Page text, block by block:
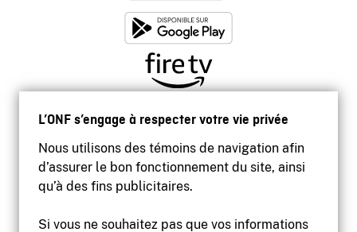
L’ONF s’engage à respecter votre vie privée
Nous utilisons des témoins de navigation afin
d’assurer le bon fonctionnement du site, ainsi
qu’à des fins publicitaires.
Si vous ne souhaitez pas que vos informations